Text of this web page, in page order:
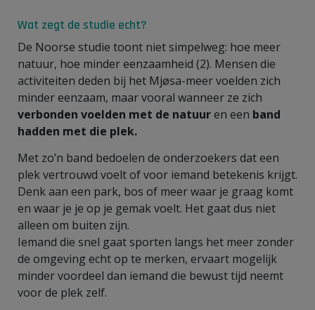
Wat zegt de studie echt?
De Noorse studie toont niet simpelweg: hoe meer
natuur, hoe minder eenzaamheid (2). Mensen die
activiteiten deden bij het Mjøsa-meer voelden zich
minder eenzaam, maar vooral wanneer ze zich
verbonden voelden met de natuuren een band
hadden met die plek.
Met zo’n band bedoelen de onderzoekers dat een
plek vertrouwd voelt of voor iemand betekenis krijgt.
Denk aan een park, bos of meer waar je graag komt
en waar je je op je gemak voelt. Het gaat dus niet
alleen om buiten zijn.
Iemand die snel gaat sporten langs het meer zonder
de omgeving echt op te merken, ervaart mogelijk
minder voordeel dan iemand die bewust tijd neemt
voor de plek zelf.